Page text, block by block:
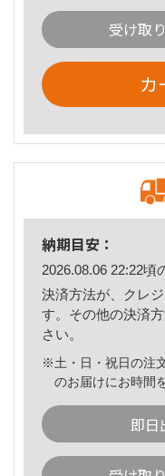
受け取
カ
納期目安：
2026.08.06 22:22頃
決済方法が、クレ
す。その他の決済
さい。
※土・日・祝日の注
のお届けにお時間
即日